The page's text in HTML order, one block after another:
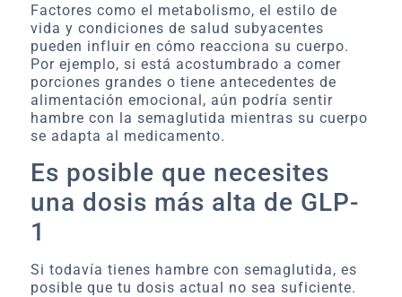
Factores como el metabolismo, el estilo de
vida y condiciones de salud subyacentes
pueden influir en cómo reacciona su cuerpo.
Por ejemplo, si está acostumbrado a comer
porciones grandes o tiene antecedentes de
alimentación emocional, aún podría sentir
hambre con la semaglutida mientras su cuerpo
se adapta al medicamento.
Es posible que necesites
una dosis más alta de GLP-
1
Si todavía tienes hambre con semaglutida, es
posible que tu dosis actual no sea suficiente.